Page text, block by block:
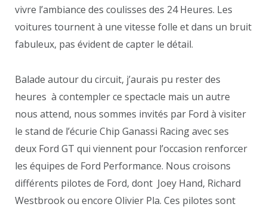
vivre l’ambiance des coulisses des 24 Heures. Les
voitures tournent à une vitesse folle et dans un bruit
fabuleux, pas évident de capter le détail.
Balade autour du circuit, j’aurais pu rester des
heures à contempler ce spectacle mais un autre
nous attend, nous sommes invités par Ford à visiter
le stand de l’écurie Chip Ganassi Racing avec ses
deux Ford GT qui viennent pour l’occasion renforcer
les équipes de Ford Performance. Nous croisons
différents pilotes de Ford, dont Joey Hand, Richard
Westbrook ou encore Olivier Pla. Ces pilotes sont